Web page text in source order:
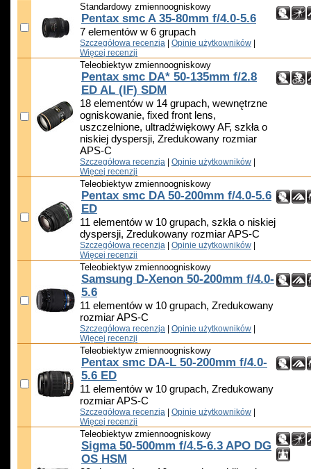
Standardowy zmiennoogniskowy
Pentax smc A 35-80mm f/4.0-5.6
7 elementów w 6 grupach
Szczegółowa recenzja Opinie użytkowników
Więcej recenzji
Teleobiektyw zmiennoogniskowy
Pentax smc DA* 50-135mm f/2.8
ED AL (IF) SDM
18 elementów w 14 grupach, wewnętrzne
ogniskowanie, fixed front lens,
uszczelnione, ultradźwiękowy AF, szkła o
niskiej dyspersji, Zredukowany rozmiar
APS-C
Szczegółowa recenzja Opinie użytkowników
Więcej recenzji
Teleobiektyw zmiennoogniskowy
Pentax smc DA 50-200mm f/4.0-5.6
ED
11 elementów w 10 grupach, szkła o niskiej
dyspersji, Zredukowany rozmiar APS-C
Szczegółowa recenzja Opinie użytkowników
Więcej recenzji
Teleobiektyw zmiennoogniskowy
Samsung D-Xenon 50-200mm f/4.0-
5.6
11 elementów w 10 grupach, Zredukowany
rozmiar APS-C
Szczegółowa recenzja Opinie użytkowników
Więcej recenzji
Teleobiektyw zmiennoogniskowy
Pentax smc DA-L 50-200mm f/4.0-
5.6 ED
11 elementów w 10 grupach, Zredukowany
rozmiar APS-C
Szczegółowa recenzja Opinie użytkowników
Więcej recenzji
Teleobiektyw zmiennoogniskowy
Sigma 50-500mm f/4.5-6.3 APO DG
OS HSM